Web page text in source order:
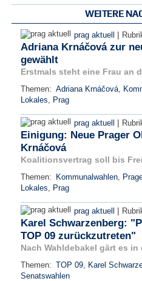
WEITERE
prag aktuell |
Adriana Krnáčová zur
gewählt
Erstmals steht eine Frau an
Themen: Adriana Krnáčová,
Lokales
Prag
prag aktuell |
Einigung: Neue Prager
Krnáčová
Koalitionsvertrag soll bis
Themen: Kommunalwahlen,
Lokales
Prag
prag aktuell |
Karel Schwarzenberg:
TOP 09 zurückzutreten"
Nach Wahldebakel gärt es
Themen: TOP 09, Karel
Senatswahlen